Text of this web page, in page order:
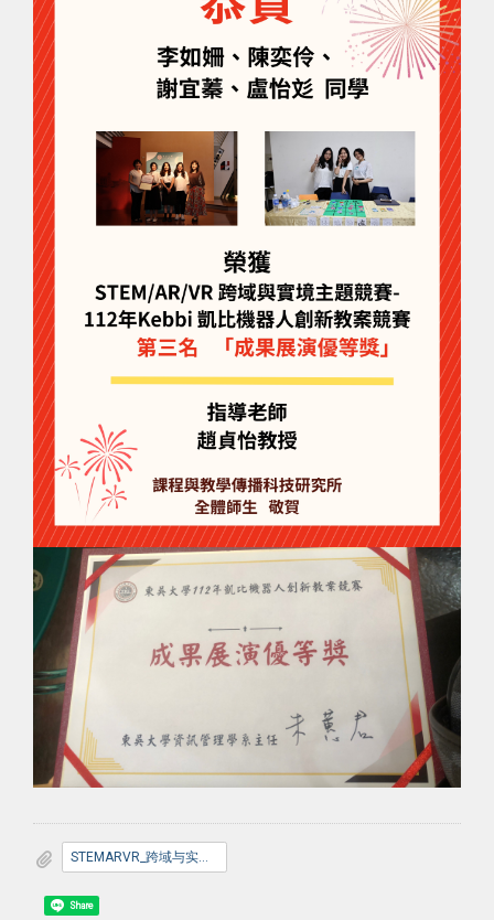
STEMARVR_跨域与实境主题竞赛-112年Kebbi凯比机器人创新教案竞赛.pdf
Share